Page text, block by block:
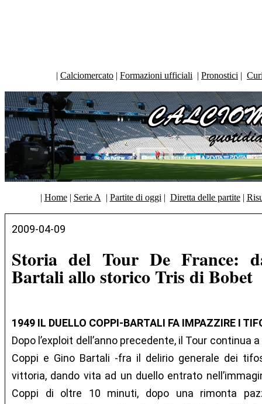
| Calciomercato | Formazioni ufficiali | Pronostici |
| Home| Serie A | Partite di oggi | Diretta delle partite|
2009-04-09
Storia del Tour De France:
Bartali allo storico Tris di Bobet
1949 IL DUELLO COPPI-BARTALI FA IMPAZZIRE I
Dopo l’exploit dell’anno precedente, il Tour continua
Coppi e Gino Bartali -fra il delirio generale dei
vittoria, dando vita ad un duello entrato
Coppi di oltre 10 minuti, dopo una rimonta